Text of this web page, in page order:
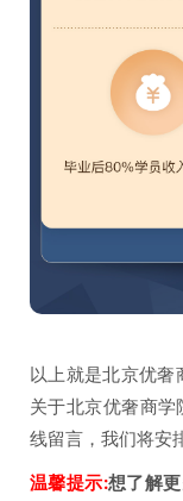
以上就是北京优奢
关于北京优奢商
线留言，我们将安
温馨提示:想了解